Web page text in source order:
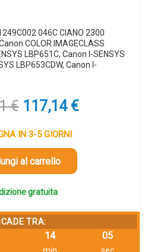
046C CIANO 2300
COLOR IMAGECLASS
LBP651C, Canon I-SENSYS
LBP653CDW, Canon I-
€ Il
originale
era:
123,31 €.
117,14 €Il
IN 3-5 GIORNI
al carrello
gratuita
TRA:
14
min
04
sec